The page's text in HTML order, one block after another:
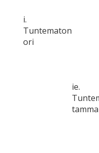
i.
Tuntematon
ori
ie.
tamma